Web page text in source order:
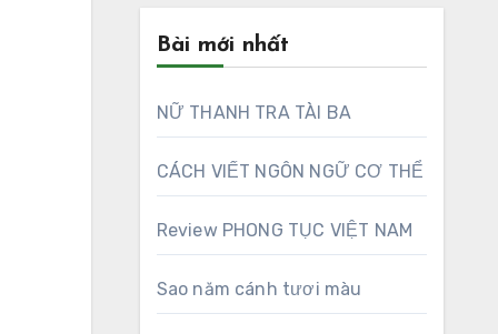
Bài mới nhất
NỮ THANH TRA TÀI BA
CÁCH VIẾT NGÔN NGỮ CƠ THỂ
Review PHONG TỤC VIỆT NAM
Sao năm cánh tươi màu